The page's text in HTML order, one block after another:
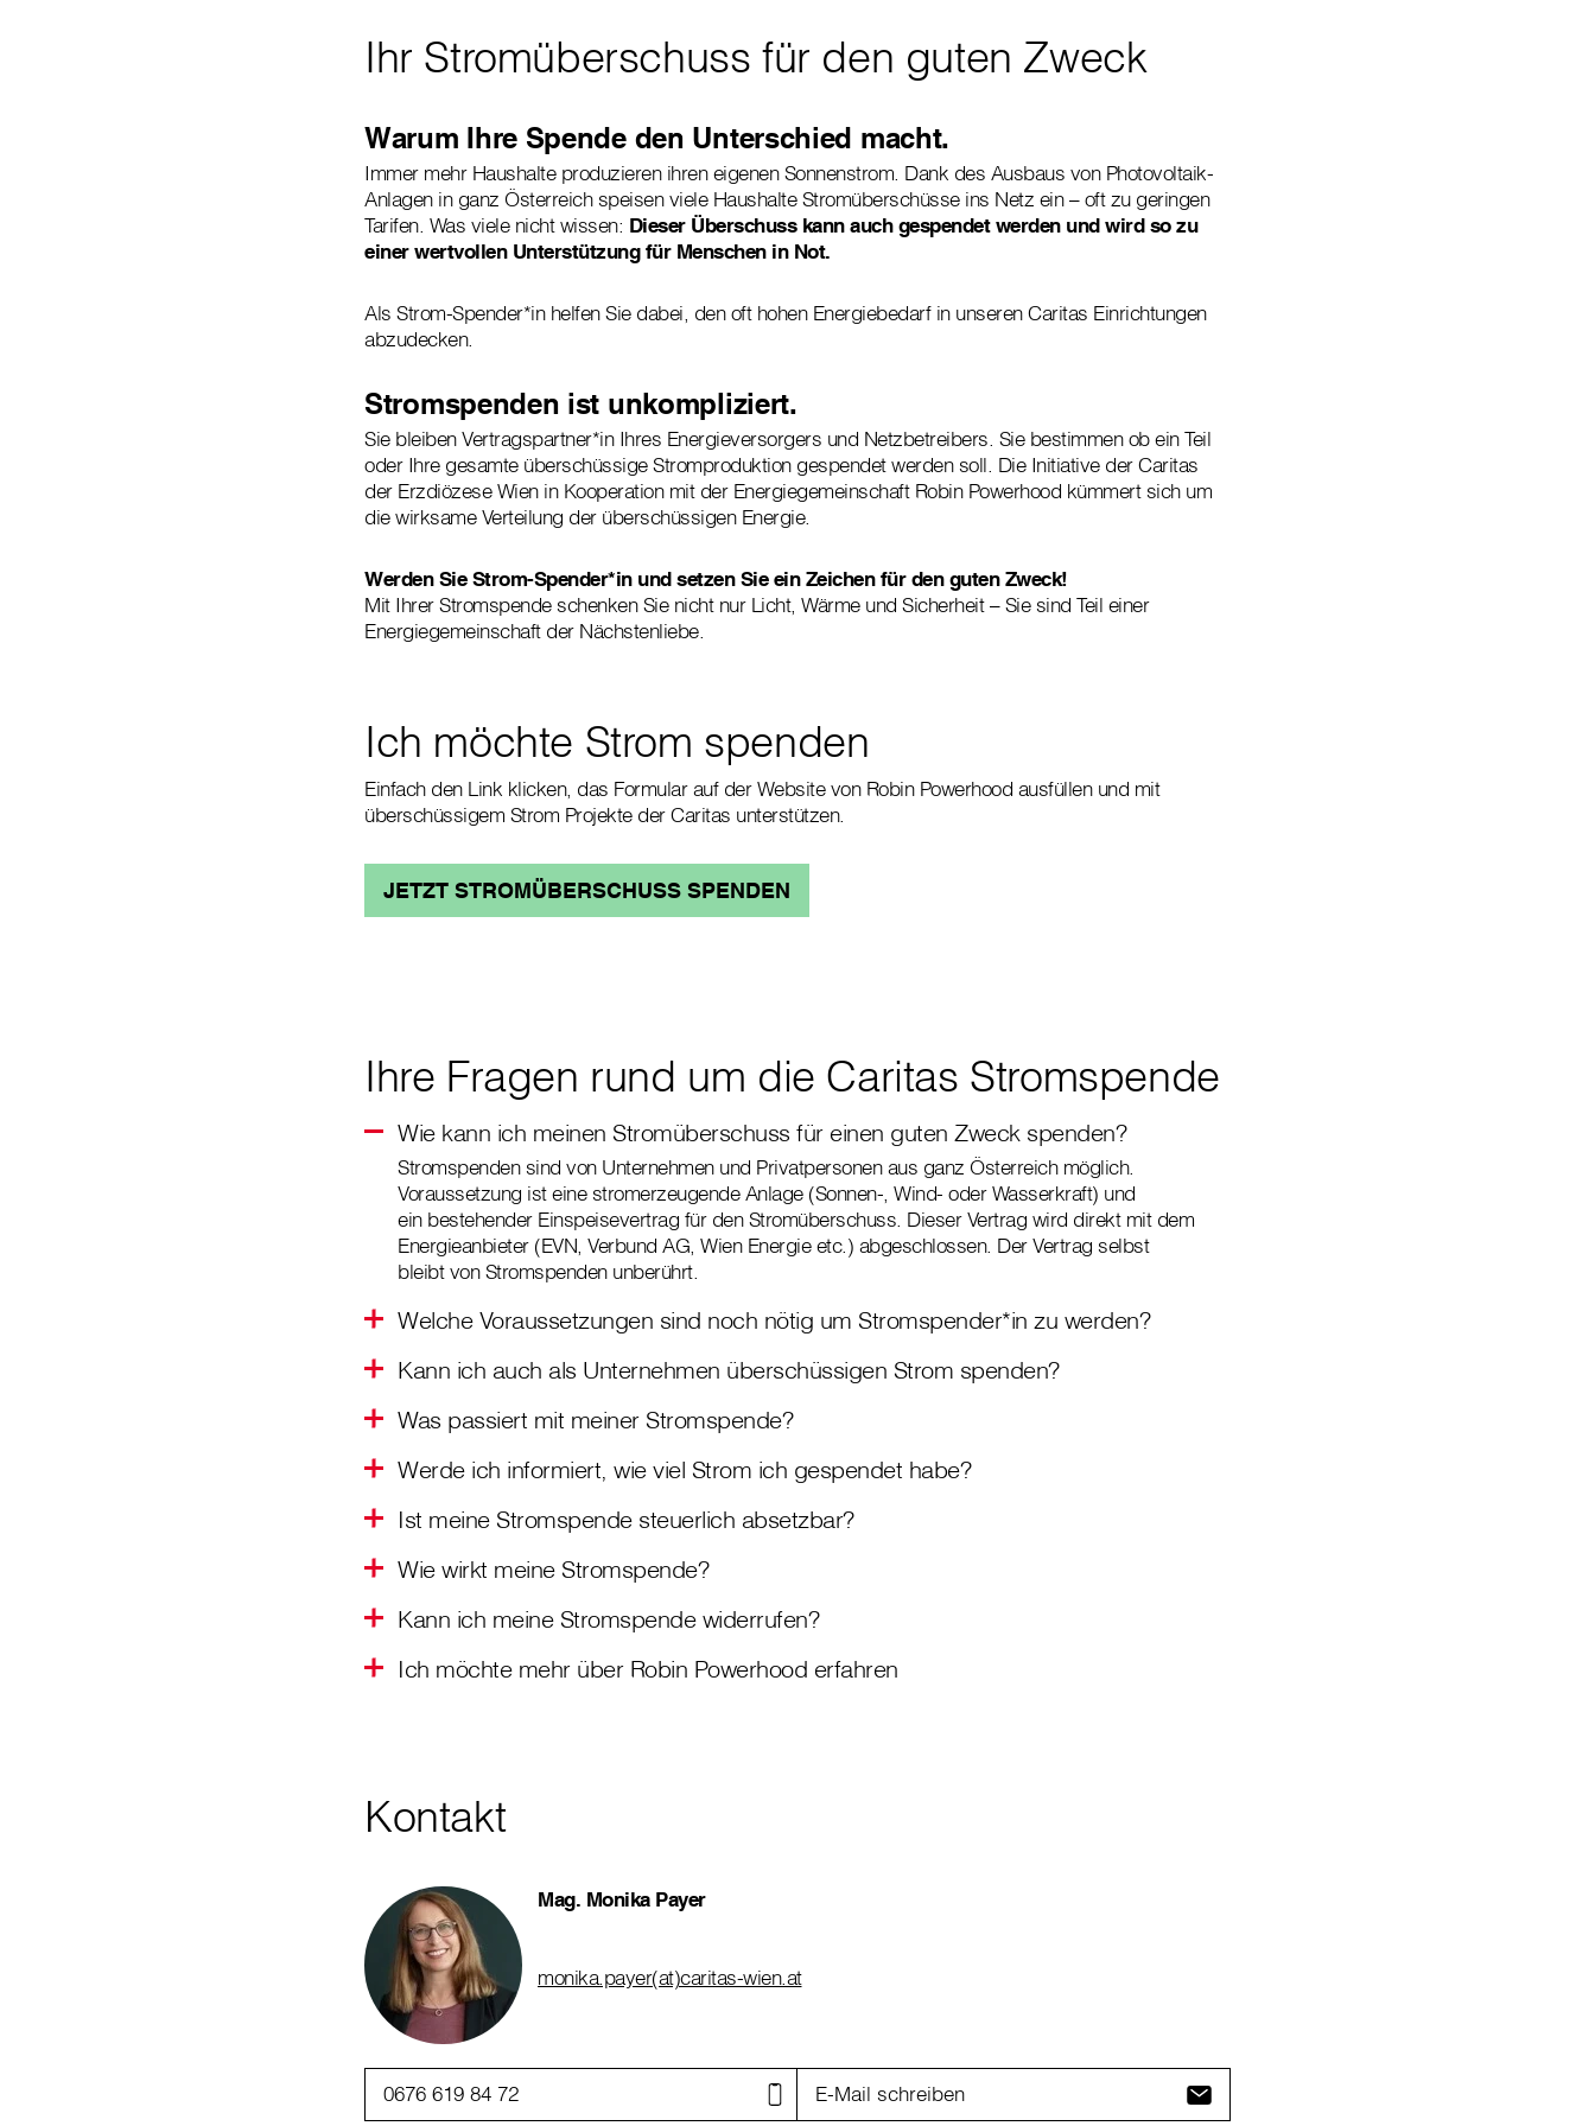
Ihr Stromüberschuss für den guten Zweck
Warum Ihre Spende den Unterschied macht.
Immer mehr Haushalte produzieren ihren eigenen Sonnenstrom. Dank des Ausbaus von Photovoltaik-
Anlagen in ganz Österreich speisen viele Haushalte Stromüberschüsse ins Netz ein – oft zu geringen
Tarifen. Was viele nicht wissen: Dieser Überschuss kann auch gespendet werden und wird so zu
einer wertvollen Unterstützung für Menschen in Not.
Als Strom-Spender*in helfen Sie dabei, den oft hohen Energiebedarf in unseren Caritas Einrichtungen
abzudecken.
Stromspenden ist unkompliziert.
Sie bleiben Vertragspartner*in Ihres Energieversorgers und Netzbetreibers. Sie bestimmen ob ein Teil
oder Ihre gesamte überschüssige Stromproduktion gespendet werden soll. Die Initiative der Caritas
der Erzdiözese Wien in Kooperation mit der Energiegemeinschaft Robin Powerhood kümmert sich um
die wirksame Verteilung der überschüssigen Energie.
Werden Sie Strom-Spender*in und setzen Sie ein Zeichen für den guten Zweck!
Mit Ihrer Stromspende schenken Sie nicht nur Licht, Wärme und Sicherheit – Sie sind Teil einer
Energiegemeinschaft der Nächstenliebe.
Ich möchte Strom spenden
Einfach den Link klicken, das Formular auf der Website von Robin Powerhood ausfüllen und mit
überschüssigem Strom Projekte der Caritas unterstützen.
JETZT STROMÜBERSCHUSS SPENDEN
Ihre Fragen rund um die Caritas Stromspende
Wie kann ich meinen Stromüberschuss für einen guten Zweck spenden?
Stromspenden sind von Unternehmen und Privatpersonen aus ganz Österreich möglich.
Voraussetzung ist eine stromerzeugende Anlage (Sonnen-, Wind- oder Wasserkraft) und
ein bestehender Einspeisevertrag für den Stromüberschuss. Dieser Vertrag wird direkt mit dem
Energieanbieter (EVN, Verbund AG, Wien Energie etc.) abgeschlossen. Der Vertrag selbst
bleibt von Stromspenden unberührt.
Welche Voraussetzungen sind noch nötig um Stromspender*in zu werden?
Kann ich auch als Unternehmen überschüssigen Strom spenden?
Was passiert mit meiner Stromspende?
Werde ich informiert, wie viel Strom ich gespendet habe?
Ist meine Stromspende steuerlich absetzbar?
Wie wirkt meine Stromspende?
Kann ich meine Stromspende widerrufen?
Ich möchte mehr über Robin Powerhood erfahren
Kontakt
Mag. Monika Payer
monika.payer(at)caritas-wien.at
0676 619 84 72 E-Mail schreiben